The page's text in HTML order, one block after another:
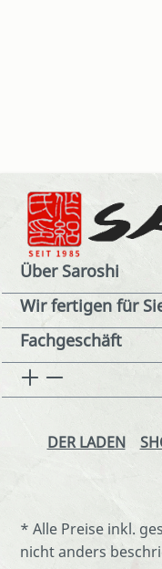
Über Saroshi
Wir fertigen für
Fachgeschäft
DER LADEN
* Alle Preise inkl.
nicht anders